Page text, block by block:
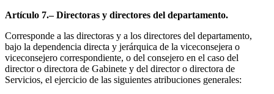
Artículo 7.– Directoras y directores del departamento.
Corresponde a las directoras y a los directores del departamento,
bajo la dependencia directa y jerárquica de la viceconsejera o
viceconsejero correspondiente, o del consejero en el caso del
director o directora de Gabinete y del director o directora de
Servicios, el ejercicio de las siguientes atribuciones generales: